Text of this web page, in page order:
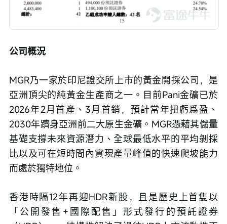
公司概況
MGR乃一家於印尼證交所上市的黃金開採公司，是
亞洲頂尖的純黃金生產商之一。目前Pani金礦已於
2026年2月首產、3月首銷，預計當年扭虧爲盈、
2030年躋身亞洲前二大原生金礦。MGR憑藉其儲量
基礎支撐未來資源潛力、全球最低水平的平均剝採
比以及可在短時間內實現產量峰值的快速爬坡能力
而處於獨特地位。
香港時隔12年再迎HDR新股，且是歷史上首隻以
「公開發售+國際配售」形式發行的預託證券